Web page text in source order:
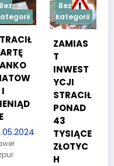
Bez
kategorii
ZAMIAS
T
INWEST
YCJI
PONAD
TYSIĄCE
ZŁOTYC
H
Bez
kategorii
TESTY
NOŚCIO
WE DLA
KANDYD
ATÓW
POLICJI
27.03.2024